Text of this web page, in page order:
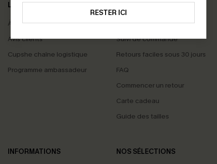
RESTER ICI
LA MARQUE
À propos de nous
Avis clients
Cupshe chaîne logistique
Programme ambassadeur
SERVICES
Livraison offerte dès 55 €
Suivi de commande
Retours faciles sous 30 jours
FAQ
Commencer un retour
Carte cadeau
Guide des tailles
INFORMATIONS
NOS SÉLECTIONS